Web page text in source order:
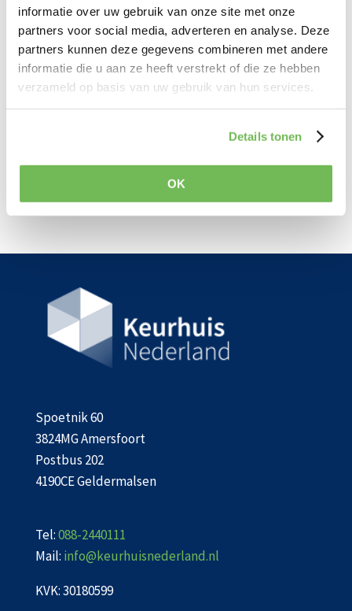
informatie over uw gebruik van onze site met onze
partners voor social media, adverteren en analyse. Deze
partners kunnen deze gegevens combineren met andere
informatie die u aan ze heeft verstrekt of die ze hebben
verzameld op basis van uw gebruik van hun services.
Details tonen
OK
Mogelijk kunnen in de toekomst wel bepaalde
onderdelen in het proces van het aanvragen van
het energiekanalen worden gedigitaliseerd of
vereenvoudigd.
https://www.rijksoverheid.nl/onderwerpen/energi
elabel
Spoetnik 60
3824MG Amersfoort
Postbus 202
4190CE Geldermalsen
Tel:088-2440111
Mail: info@keurhuisnederland.nl
KVK: 30180599